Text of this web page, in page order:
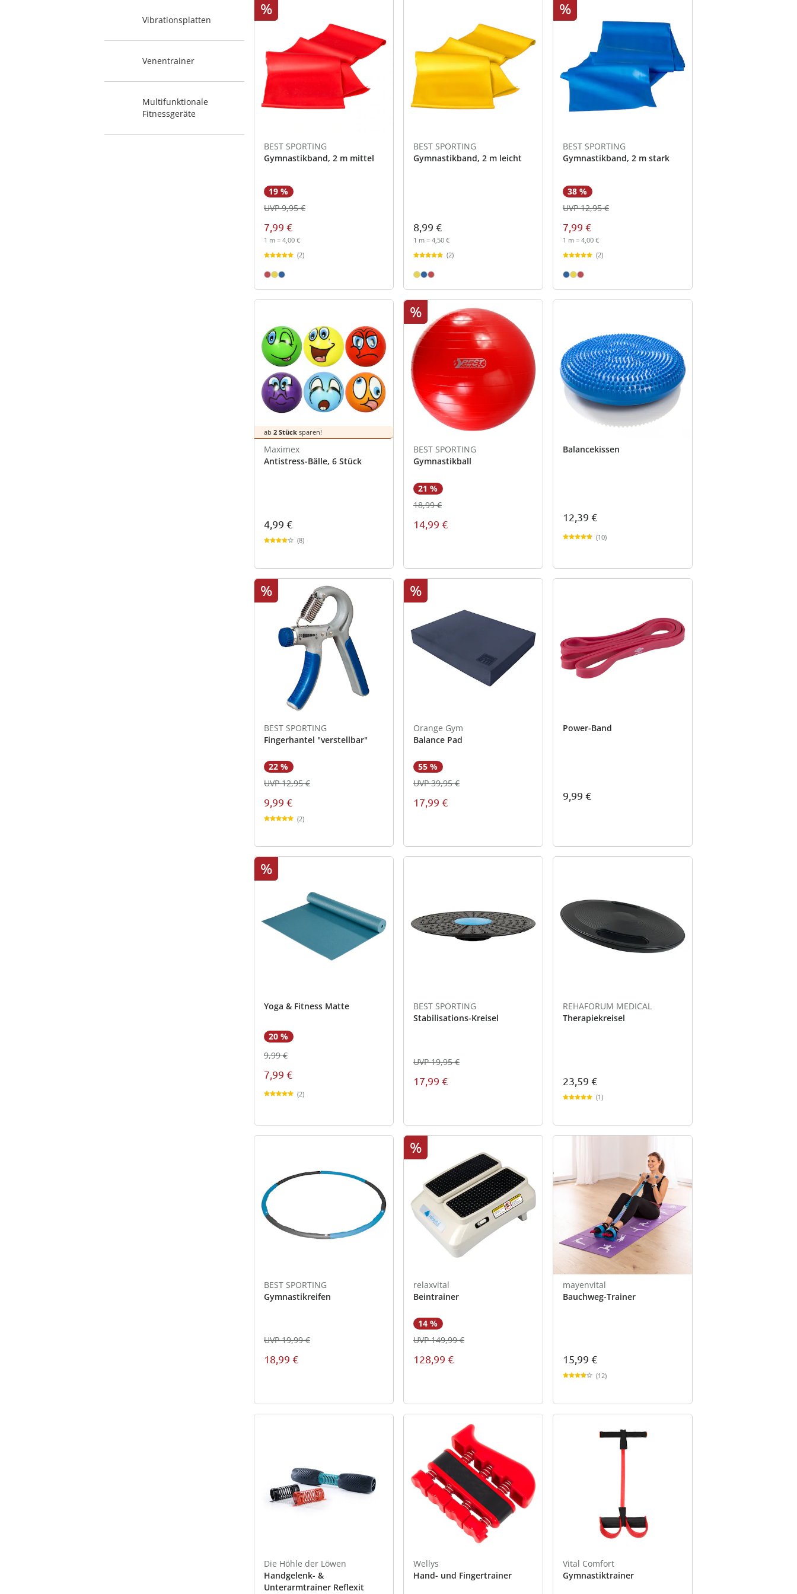
Vibrationsplatten
Venentrainer
Multifunktionale
Fitnessgeräte
%
BEST SPORTING
Gymnastikband, 2 m mittel
19 %
7,99 €
UVP 9,95 €
1 m = 4,00 €
(2)
BEST SPORTING
Gymnastikband, 2 m leicht
8,99 €
1 m = 4,50 €
(2)
%
BEST SPORTING
Gymnastikband, 2 m stark
38 %
7,99 €
UVP 12,95 €
1 m = 4,00 €
(2)
ab 2 Stück sparen!
Maximex
Antistress-Bälle, 6 Stück
4,99 €
(8)
%
BEST SPORTING
Gymnastikball
21 %
18,99 €
14,99 €
Balancekissen
12,39 €
(10)
%
BEST SPORTING
Fingerhantel "verstellbar"
22 %
9,99 €
UVP 12,95 €
(2)
%
Orange Gym
Balance Pad
55 %
17,99 €
UVP 39,95 €
Power-Band
9,99 €
%
Yoga & Fitness Matte
20 %
9,99 €
7,99 €
(2)
BEST SPORTING
Stabilisations-Kreisel
17,99 €
UVP 19,95 €
REHAFORUM MEDICAL
Therapiekreisel
23,59 €
(1)
BEST SPORTING
Gymnastikreifen
18,99 €
UVP 19,99 €
%
relaxvital
Beintrainer
14 %
128,99 €
UVP 149,99 €
mayenvital
Bauchweg-Trainer
15,99 €
(12)
Die Höhle der Löwen
Handgelenk- &
Unterarmtrainer Reflexit
Wellys
Hand- und Fingertrainer
Vital Comfort
Gymnastiktrainer